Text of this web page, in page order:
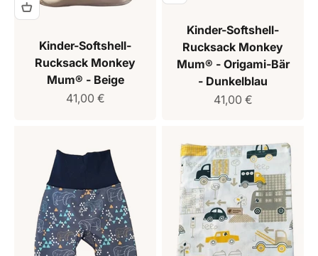
Kinder-Softshell-
Rucksack Monkey
Mum® - Beige
Verkaufspreis
41,00 €
Kinder-Softshell-
Rucksack Monkey
Mum® - Origami-Bär
- Dunkelblau
Verkaufspreis
41,00 €